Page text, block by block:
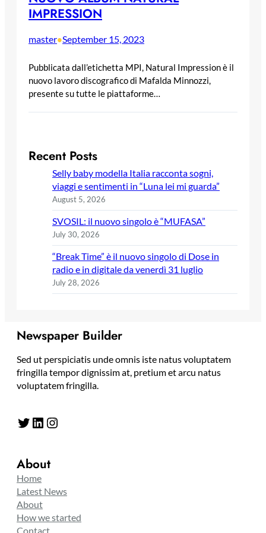
IMPRESSION
master•September 15, 2023
Pubblicata dall’etichetta MPI, Natural Impression è il
nuovo lavoro discografico di Mafalda Minnozzi,
presente su tutte le piattaforme…
Recent Posts
Selly baby modella Italia racconta sogni,
viaggi e sentimenti in “Luna lei mi guarda”
August 5, 2026
SVOSIL: il nuovo singolo è “MUFASA”
July 30, 2026
“Break Time” è il nuovo singolo di Dose in
radio e in digitale da venerdì 31 luglio
July 28, 2026
Newspaper Builder
Sed ut perspiciatis unde omnis iste natus voluptatem
fringilla tempor dignissim at, pretium et arcu natus
voluptatem fringilla.
Twitter LinkedIn Instagram
About
Home
Latest News
About
How we started
Contact